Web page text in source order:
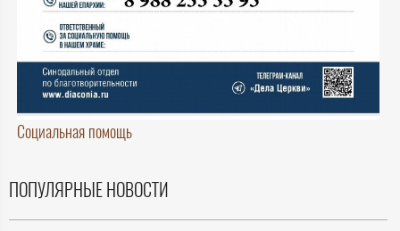
Социальная помощь
ПОПУЛЯРНЫЕ НОВОСТИ